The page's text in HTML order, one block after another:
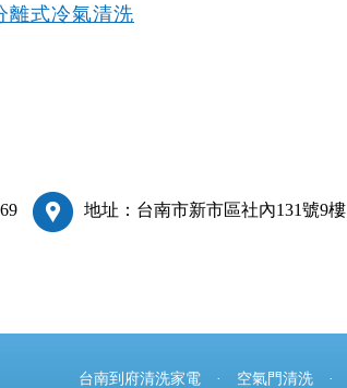
離式冷氣清洗
地址：台南市新市區社內131號9樓
台南到府清洗家電 · 空氣門清洗 ·